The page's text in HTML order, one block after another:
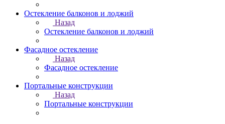
Остекление балконов и лоджий
Назад
Остекление балконов и лоджий
Фасадное остекление
Назад
Фасадное остекление
Портальные конструкции
Назад
Портальные конструкции